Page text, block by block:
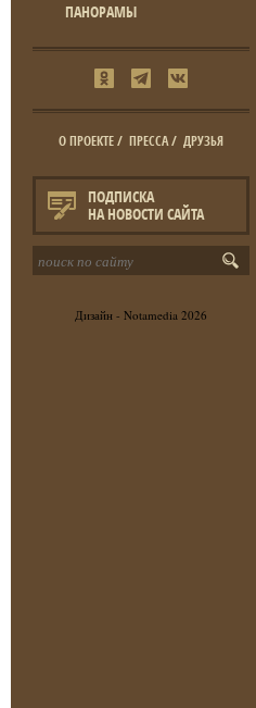
ПАНОРАМЫ
О ПРОЕКТЕ/ ПРЕССА/ ДРУЗЬЯ
ПОДПИСКА
НА НОВОСТИ САЙТА
Дизайн - Notamedia 2026